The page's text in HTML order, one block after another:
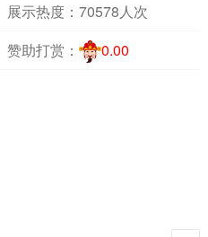
交友
展示热度： 70578人次
赞助打赏： 0.00